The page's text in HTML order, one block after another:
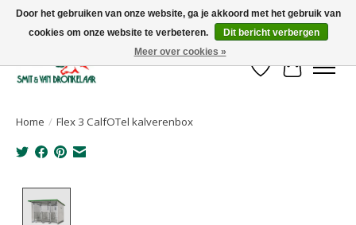
Uw leverancier voor stalinrichtingen en het opruwen van betonvloeren!
Verlanglijst
Home / Flex 3 CalfOTel kalverenbox
Door het gebruiken van onze website, ga je akkoord met het gebruik van
cookies om onze website te verbeteren.
Dit bericht verbergen
Meer over cookies »